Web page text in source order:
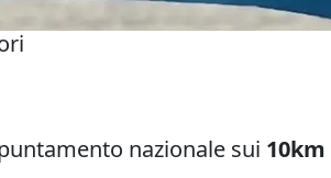
nazionale sui 10km